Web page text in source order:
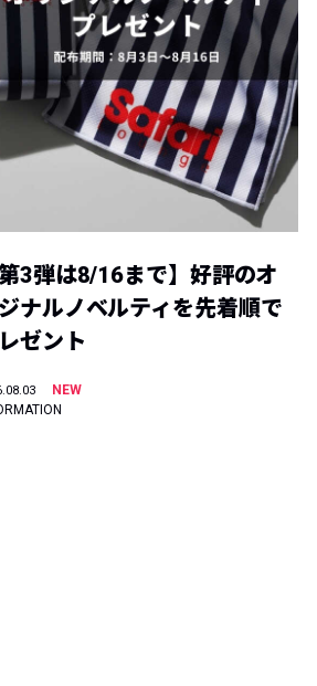
第3弾は8/16まで】好評のオ
ナルノベルティを先着順で
ゼント
NEW